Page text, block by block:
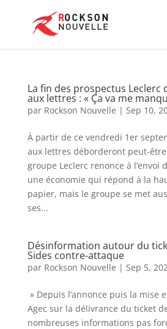
La fin des prospectus Leclerc
aux lettres : « Ça va me
par Rockson Nouvelle | Sep 10,
À partir de ce vendredi 1er
aux lettres déborderont peut-
groupe Leclerc renonce à l’envoi
une économie qui répond à la
papier, mais le groupe se met
ses...
Désinformation autour du
Sides contre-attaque
par Rockson Nouvelle | Sep 5,
» Depuis l’annonce puis la mise
Agec sur la délivrance du ticket
nombreuses informations pas